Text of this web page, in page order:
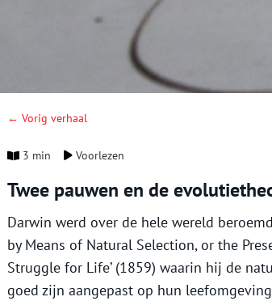
← Vorig verhaal
3 min Voorlezen
Twee pauwen en de
Darwin werd over de hele wereld
by Means of Natural Selection, or the
Struggle for Life’ (1859) waarin hij de
goed zijn aangepast op hun